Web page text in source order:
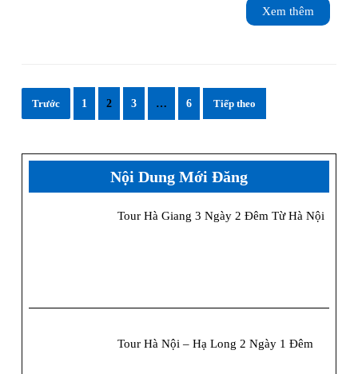
Hà
Xem thêm
thêm
Phân
trang
Trước 1 2 3 … 6 Tiếp theo
Nội Dung Mới Đăng
Tour Hà Giang 3 Ngày 2 Đêm Từ Hà Nội
Tour Hà Nội – Hạ Long 2 Ngày 1 Đêm